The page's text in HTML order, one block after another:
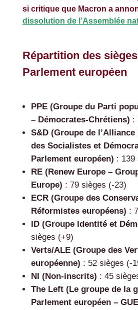
si critique que Macron a
dissolution de l’Assemblée
Répartition des
Parlement européen
PPE (Groupe du Parti
– Démocrates-Chrétiens) :
S&D (Groupe de
des Socialistes et
Parlement européen) : 139
RE (Renew Europe –
Europe) : 79 sièges (-23)
ECR (Groupe des
Réformistes européens) :
ID (Groupe Identité et
sièges (+9)
Verts/ALE (Groupe des
européenne) : 52 sièges (-
NI (Non-inscrits) : 45
The Left (Le groupe de la
Parlement européen –